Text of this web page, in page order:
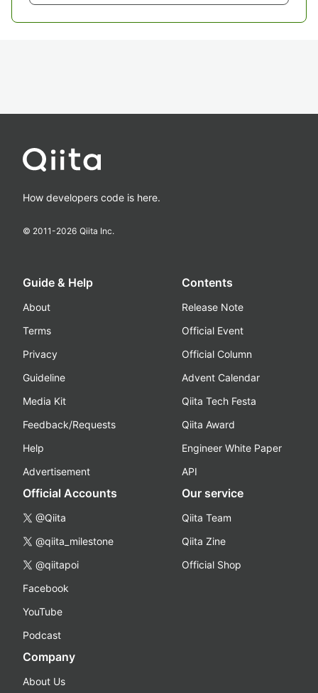
How developers code is here.
© 2011-2026 Qiita Inc.
Guide & Help
About
Terms
Privacy
Guideline
Media Kit
Feedback/Requests
Help
Advertisement
Contents
Release Note
Official Event
Official Column
Advent Calendar
Qiita Tech Festa
Qiita Award
Engineer White Paper
API
Official Accounts
@Qiita
@qiita_milestone
@qiitapoi
Facebook
YouTube
Podcast
Our service
Qiita Team
Qiita Zine
Official Shop
Company
About Us